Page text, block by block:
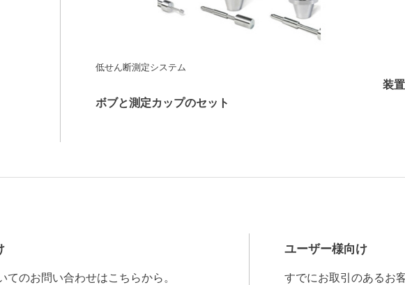
低せん断測定システム
ボブと測定カップのセット
装
のお問い合わせはこちらから。
ユーザー様向け
すでにお取引のあるお